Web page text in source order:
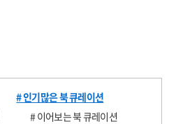
# 인기많은 북 큐레이션
# 이어보는 북 큐레이션